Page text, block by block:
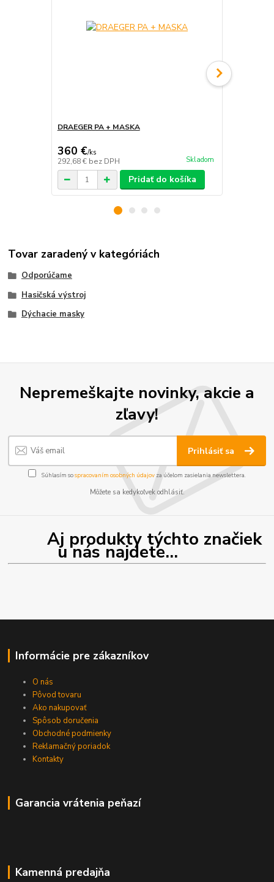
DRAEGER PA + MASKA
360 €/ks
292,68 € bez DPH Skladom
Pridať do košíka
Tovar zaradený v kategóriách
Odporúčame
Hasičská výstroj
Dýchacie masky
Nepremeškajte novinky, akcie a
zľavy!
Prihlásiť sa
Súhlasím sospracovaním osobných údajov za účelom zasielania newslettera.
Môžete sa kedykoľvek odhlásiť.
Aj produkty týchto značiek
u nás najdete...
Informácie pre zákazníkov
O nás
Pôvod tovaru
Ako nakupovať
Spôsob doručenia
Obchodné podmienky
Reklamačný poriadok
Kontakty
Garancia vrátenia peňazí
Kamenná predajňa